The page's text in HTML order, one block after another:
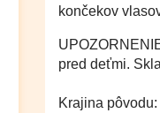
končekov
pred deťmi.
Krajina